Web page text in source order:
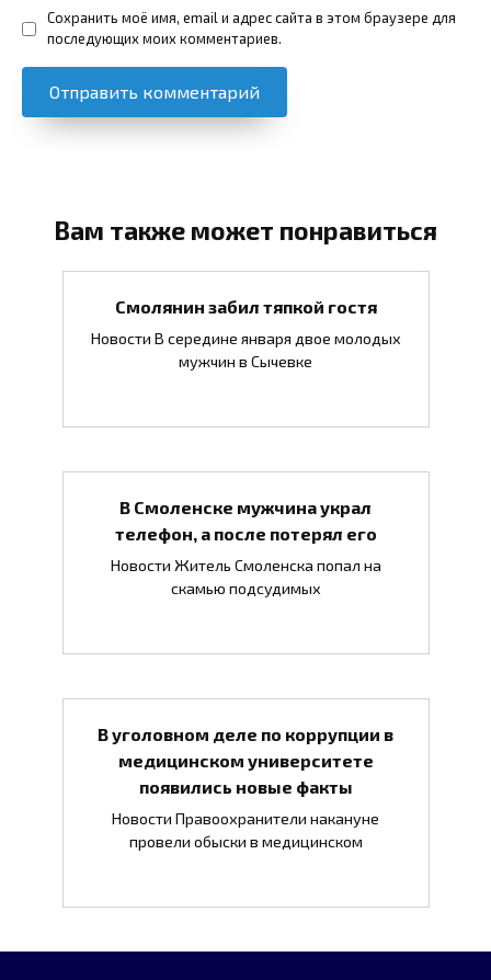
Сохранить моё имя, email и адрес сайта в этом браузере для
последующих моих комментариев.
Вам также может понравиться
Смолянин забил тяпкой гостя
Новости В середине января двое молодых
мужчин в Сычевке
В Смоленске мужчина украл
телефон, а после потерял его
Новости Житель Смоленска попал на
скамью подсудимых
В уголовном деле по коррупции в
медицинском университете
появились новые факты
Новости Правоохранители накануне
провели обыски в медицинском